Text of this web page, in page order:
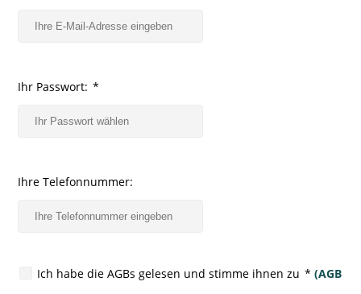
Ihr Passwort: *
Ihre Telefonnummer:
Ich habe die AGBs gelesen und stimme ihnen zu * (AGB